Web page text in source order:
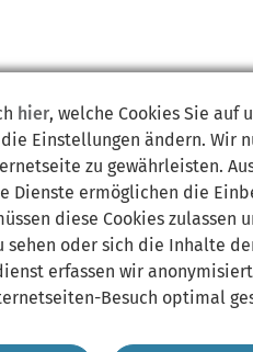
hier, welche Cookies Sie auf
Einstellungen ändern. Wir
zu gewährleisten.
Dienste ermöglichen die
diese Cookies zulassen
sehen oder sich die Inhalte
erfassen wir
Besuch optimal